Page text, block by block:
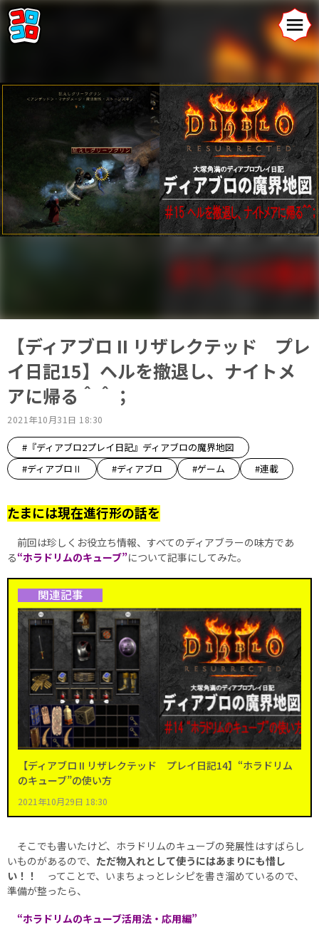
【ディアブロ II リザレクテッド プレ
イ日記15】ヘルを撤退し、ナイトメ
アに帰る＾＾；
2021年10月31日 18:30
#『ディアブロ2プレイ日記』ディアブロの魔界地図
#ディアブロⅡ
#ディアブロ #ゲーム #連載
たまには現在進行形の話を
前回は珍しくお役立ち情報、すべてのディアブラーの味方であ
る“ホラドリムのキューブ”について記事にしてみた。
関連記事
【ディアブロ II リザレクテッド プレイ日記14】“ホラドリム
のキューブ”の使い方
2021年10月29日 18:30
そこでも書いたけど、ホラドリムのキューブの発展性はすばらし
いものがあるので、 ただ物入れとして使うにはあまりにも惜し
い！！
ってことで、いまちょっとレシピを書き溜めているので、
準備が整ったら、
“ホラドリムのキューブ活用法・応用編”